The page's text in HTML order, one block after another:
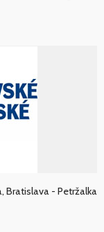
Bratislava - Petržalka